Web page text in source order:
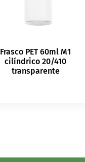
Frasco PET 60ml M1
cilíndrico 20/410
transparente